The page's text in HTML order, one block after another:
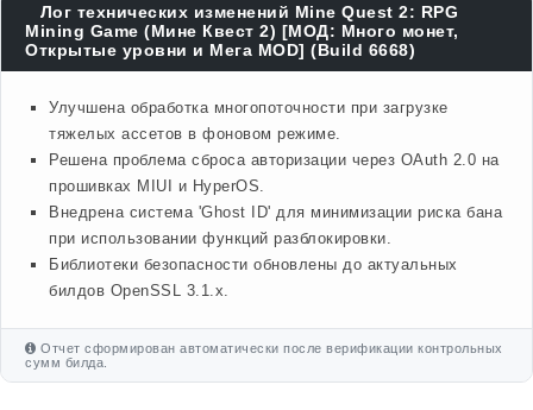
Лог технических изменений Mine Quest 2: RPG
Mining Game (Мине Квест 2) [МОД: Много монет,
Открытые уровни и Мега MOD] (Build 6668)
Улучшена обработка многопоточности при загрузке
тяжелых ассетов в фоновом режиме.
Решена проблема сброса авторизации через OAuth 2.0 на
прошивках MIUI и HyperOS.
Внедрена система 'Ghost ID' для минимизации риска бана
при использовании функций разблокировки.
Библиотеки безопасности обновлены до актуальных
билдов OpenSSL 3.1.x.
Отчет сформирован автоматически после верификации контрольных
сумм билда.